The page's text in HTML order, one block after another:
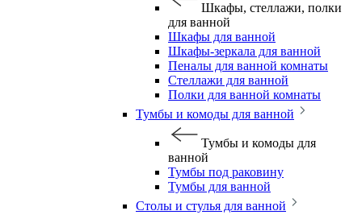
Шкафы, стеллажи, полки
для ванной
Шкафы для ванной
Шкафы-зеркала для ванной
Пеналы для ванной комнаты
Стеллажи для ванной
Полки для ванной комнаты
Тумбы и комоды для ванной
Тумбы и комоды для
ванной
Тумбы под раковину
Тумбы для ванной
Столы и стулья для ванной